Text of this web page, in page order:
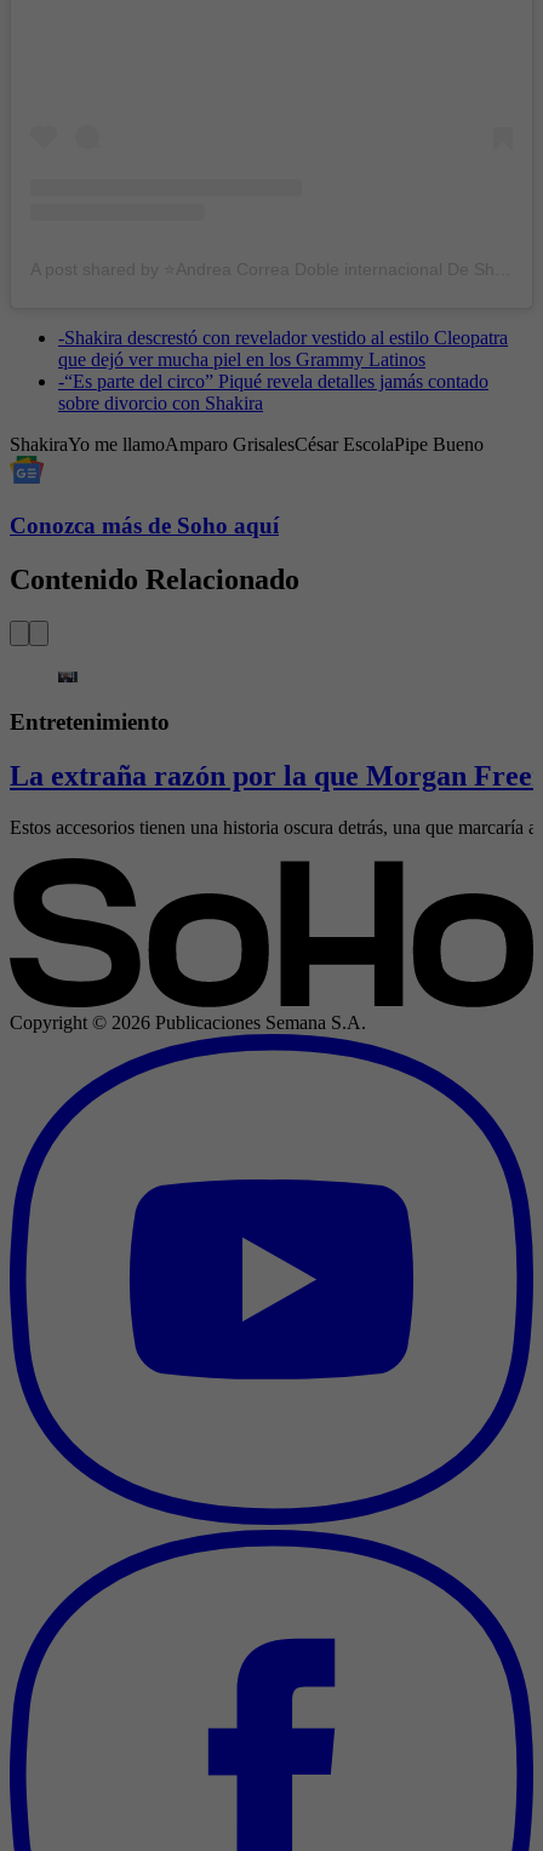
-Shakira descrestó con revelador vestido al estilo Cleopatra
que dejó ver mucha piel en los Grammy Latinos
-“Es parte del circo” Piqué revela detalles jamás contado
sobre divorcio con Shakira
ShakiraYo me llamoAmparo GrisalesCésar EscolaPipe Bueno
Conozca más de Soho aquí
Contenido Relacionado
Entretenimiento
La extraña razón por la que Morgan
Estos accesorios tienen una historia oscura detrás, una que marcaría
Copyright © 2026 Publicaciones Semana S.A.